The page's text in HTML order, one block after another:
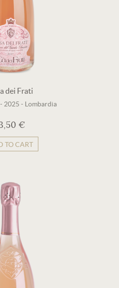
dei Frati
- 2025 - Lombardia
€
TO CART